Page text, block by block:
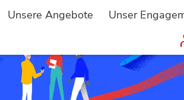
Unsere Angebote Unser